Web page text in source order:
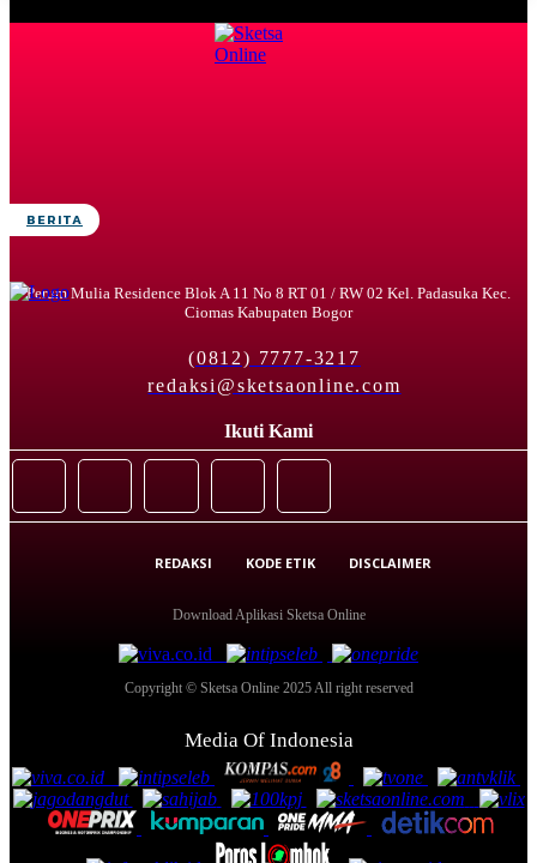
BERITA
Perum Mulia Residence Blok A 11 No 8 RT 01 / RW 02 Kel. Padasuka Kec.
Ciomas Kabupaten Bogor
(0812) 7777-3217
redaksi@sketsaonline.com
Ikuti Kami
REDAKSI KODE ETIK DISCLAIMER
Download Aplikasi Sketsa Online
Copyright © Sketsa Online 2025 All right reserved
Media Of Indonesia